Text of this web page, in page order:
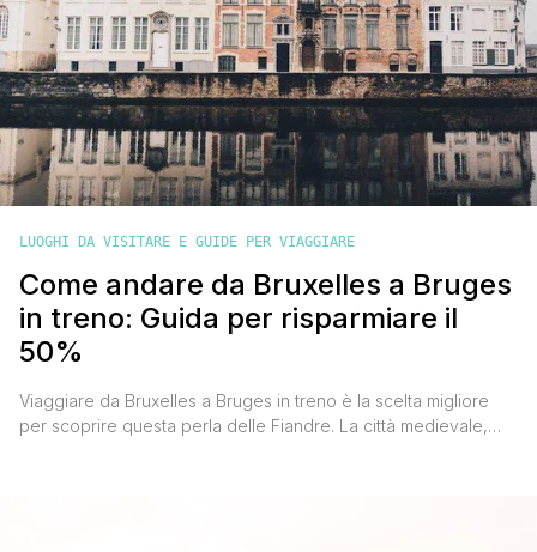
LUOGHI DA VISITARE E GUIDE PER VIAGGIARE
Come andare da Bruxelles a Bruges
in treno: Guida per risparmiare il
50%
Viaggiare da Bruxelles a Bruges in treno è la scelta migliore
per scoprire questa perla delle Fiandre. La città medievale,